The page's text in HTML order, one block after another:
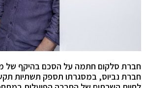
חברת סלקום חתמה על הסכם בהיקף של
חברת נביוס, במסגרתו תספק תשתיות